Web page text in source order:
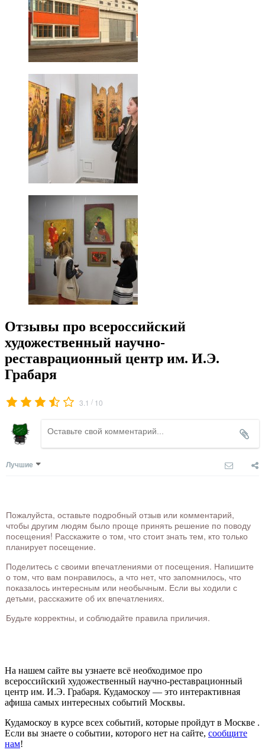
Отзывы про всероссийский
художественный научно-
реставрационный центр им. И.Э.
Грабаря
3.1 / 10
Лучшие
Пожалуйста, оставьте подробный отзыв или комментарий,
чтобы другим людям было проще принять решение по поводу
посещения! Расскажите о том, что стоит знать тем, кто только
планирует посещение.
Поделитесь с своими впечатлениями от посещения. Напишите
о том, что вам понравилось, а что нет, что запомнилось, что
показалось интересным или необычным. Если вы ходили с
детьми, расскажите об их впечатлениях.
Будьте корректны, и соблюдайте правила приличия.
На нашем сайте вы узнаете всё необходимое про
всероссийский художественный научно-реставрационный
центр им. И.Э. Грабаря. Кудамоскоу — это интерактивная
афиша самых интересных событий Москвы.
Кудамоскоу в курсе всех событий, которые пройдут в Москве .
Если вы знаете о событии, которого нет на сайте, сообщите
нам!